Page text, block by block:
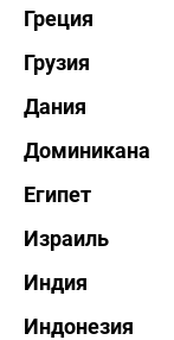
Греция
Грузия
Дания
Доминикана
Египет
Израиль
Индия
Индонезия